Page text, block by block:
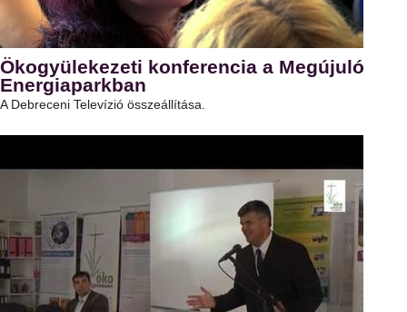
Ökogyülekezeti konferencia a Megújuló
Energiaparkban
A Debreceni Televízió összeállítása.